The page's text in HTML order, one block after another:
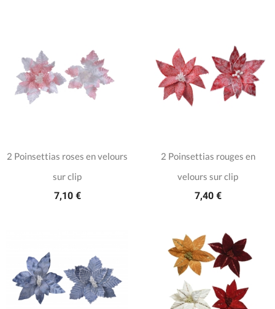
2 Poinsettias roses en velours
sur clip
7,10 €
2 Poinsettias rouges en
velours sur clip
7,40 €